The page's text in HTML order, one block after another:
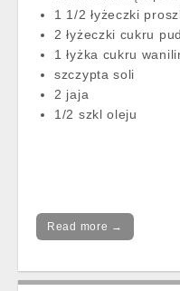
1 1/2 łyżeczki
2 łyżeczki cukru
1 łyżka cukru
szczypta soli
2 jaja
1/2 szkl oleju
Read more →